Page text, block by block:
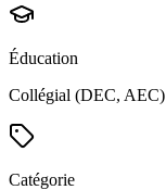
Éducation
Collégial (DEC, AEC)
Catégorie